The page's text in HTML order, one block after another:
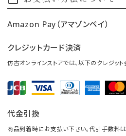
Amazon Pay（アマゾンペイ）
クレジットカード決済
仿古オンラインストアでは、以下のクレジッ
代金引換
商品到着時にお支払い下さい。代引手数料は